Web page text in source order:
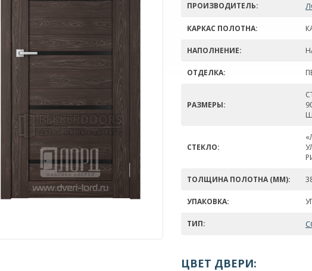
ПРОИЗВОДИТЕЛЬ:
КАРКАС ПОЛОТНА:
НАПОЛНЕНИЕ:
ОТДЕЛКА:
РАЗМЕРЫ:
СТЕКЛО:
ТОЛЩИНА ПОЛОТНА (ММ):
УПАКОВКА:
ТИП:
ЦВЕТ ДВЕРИ: